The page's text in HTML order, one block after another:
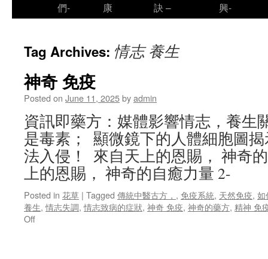
們-
康
訣 –
興-
Tag Archives: 情志 養生
神奇 免疫
Posted on June 11, 2025byadmin
資訊即藥方：媒體影響情志，養生
是毒素； 顯微鏡下的人體細胞圖
法入侵！ 來自天上的恩賜， 神奇
上的恩賜， 神奇的自癒力量 2-
Posted in 花草 | Tagged 傳統中醫古方， , 免疫系統, 天然免疫, 如
養生,情志失調,情志致病的症狀, 神奇 免疫, 神奇的藥方, 精神 免
Offon